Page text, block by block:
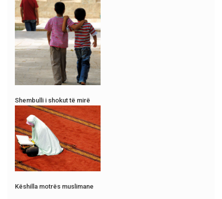
Shembulli i shokut të mirë
Këshilla motrës muslimane